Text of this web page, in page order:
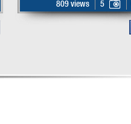
809 views 5